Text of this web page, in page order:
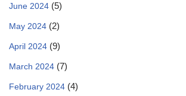
June 2024 (5)
May 2024 (2)
April 2024 (9)
March 2024 (7)
February 2024 (4)